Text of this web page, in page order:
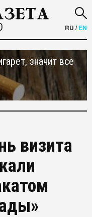
RU /EN
значит все
визита